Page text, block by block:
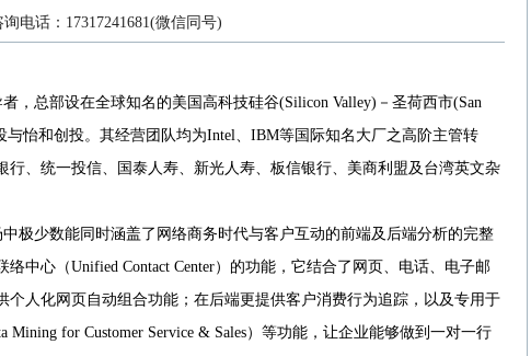
询电话：17317241681(微信同号)
总部设在全球知名的美国高科技硅谷(Silicon Valley)－圣荷西市(San
与怡和创投。其经营团队均为Intel、IBM等国际知名大厂之高阶主管转
行、统一投信、国泰人寿、新光人寿、板信银行、美商利盟及台湾英文杂
少数能同时涵盖了网络商务时代与客户互动的前端及后端分析的完整
中心（Unified Contact Center）的功能，它结合了网页、电话、电子邮
个人化网页自动组合功能；在后端更提供客户消费行为追踪，以及专用于
Mining for Customer Service & Sales）等功能，让企业能够做到一对一行